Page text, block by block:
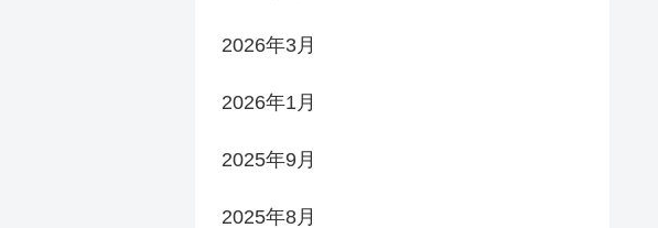
2026年3月
2026年1月
2025年9月
2025年8月